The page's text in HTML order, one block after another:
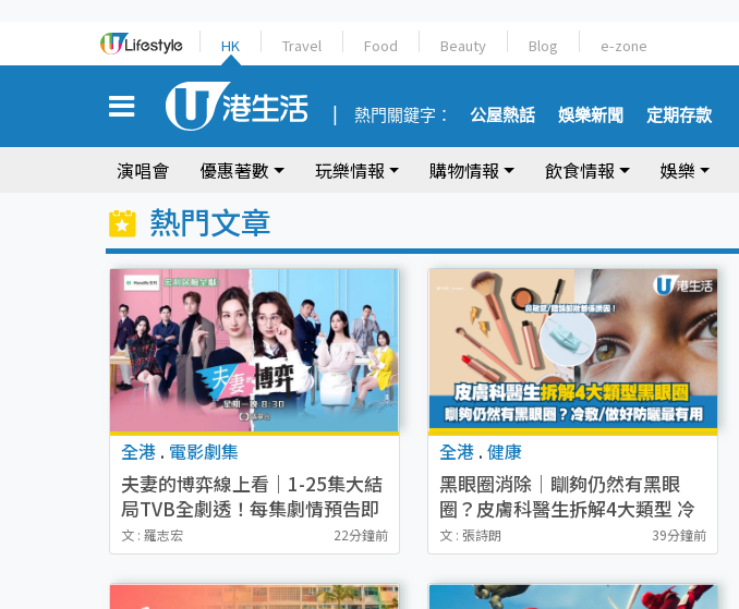
HK Travel Food Beauty Blog e-zone
熱門關鍵字： 公屋熱話 娛樂新聞 定期存款
演唱會 優惠著數 玩樂情報 購物情報 飲食情報 娛樂
熱門文章
全港 . 電影劇集
夫妻的博弈線上看｜1-25集大結
局TVB全劇透！每集劇情預告即
時更新
文 : 羅志宏 22分鐘前
全港 .健康
黑眼圈消除｜瞓夠仍然有黑眼
圈？皮膚科醫生拆解4大類型 冷
敷/做好防曬最有用！
文 : 張詩朗 39分鐘前